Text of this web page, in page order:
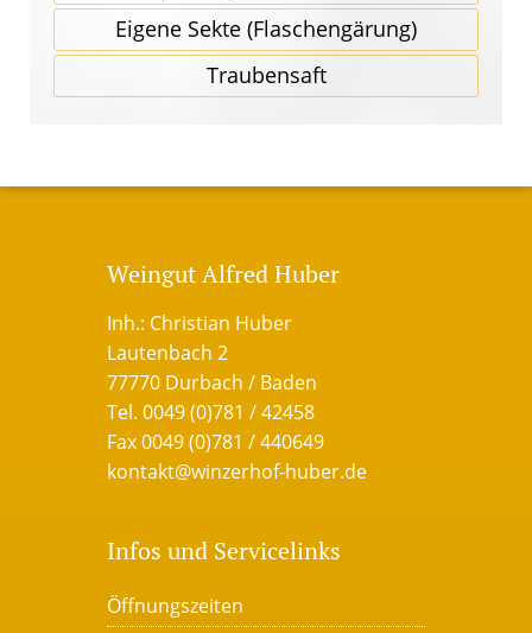
Eigene Sekte (Flaschen­gärung)
Traubensaft
Weingut Alfred Huber
Inh.: Christian Huber
Lautenbach 2
77770 Durbach / Baden
Tel. 0049 (0)781 / 42458
Fax 0049 (0)781 / 440649
kontakt@winzerhof-huber.de
Infos und Servicelinks
Öffnungszeiten